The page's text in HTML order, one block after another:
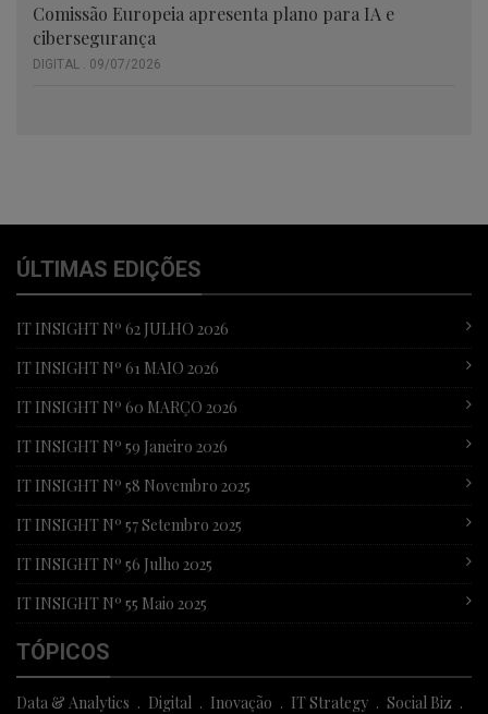
Comissão Europeia apresenta plano para IA e
cibersegurança
DIGITAL . 09/07/2026
ÚLTIMAS EDIÇÕES
IT INSIGHT Nº 62 JULHO 2026
IT INSIGHT Nº 61 MAIO 2026
IT INSIGHT Nº 60 MARÇO 2026
IT INSIGHT Nº 59 Janeiro 2026
IT INSIGHT Nº 58 Novembro 2025
IT INSIGHT Nº 57 Setembro 2025
IT INSIGHT Nº 56 Julho 2025
IT INSIGHT Nº 55 Maio 2025
TÓPICOS
Data & Analytics Digital Inovação IT Strategy
Social Biz